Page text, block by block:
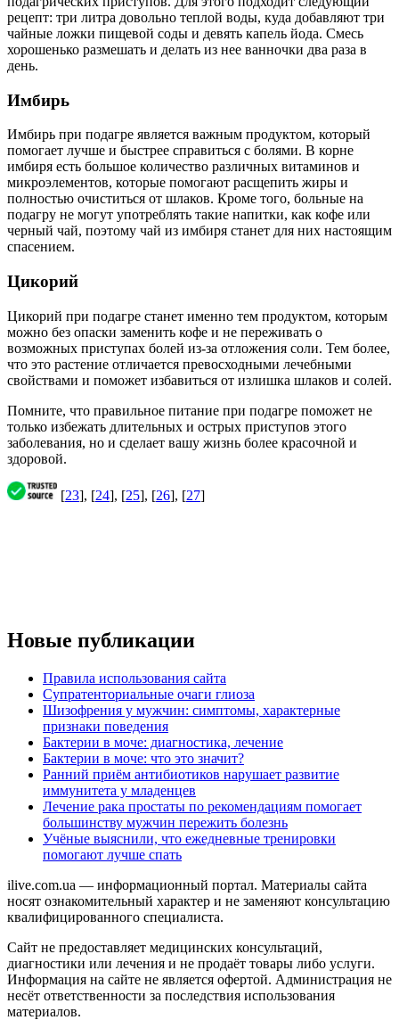
рецепт: три литра довольно теплой воды, куда добавляют три
чайные ложки пищевой соды и девять капель йода. Смесь
хорошенько размешать и делать из нее ванночки два раза в
день.
Имбирь
Имбирь при подагре является важным продуктом, который
помогает лучше и быстрее справиться с болями. В корне
имбиря есть большое количество различных витаминов и
микроэлементов, которые помогают расщепить жиры и
полностью очиститься от шлаков. Кроме того, больные на
подагру не могут употреблять такие напитки, как кофе или
черный чай, поэтому чай из имбиря станет для них настоящим
спасением.
Цикорий
Цикорий при подагре станет именно тем продуктом, которым
можно без опаски заменить кофе и не переживать о
возможных приступах болей из-за отложения соли. Тем более,
что это растение отличается превосходными лечебными
свойствами и поможет избавиться от излишка шлаков и солей.
Помните, что правильное питание при подагре поможет не
только избежать длительных и острых приступов этого
заболевания, но и сделает вашу жизнь более красочной и
здоровой.
[23], [24], [25], [26], [27]
Новые публикации
Правила использования сайта
Супратенториальные очаги глиоза
Шизофрения у мужчин: симптомы, характерные
признаки поведения
Бактерии в моче: диагностика, лечение
Бактерии в моче: что это значит?
Ранний приём антибиотиков нарушает развитие
иммунитета у младенцев
Лечение рака простаты по рекомендациям помогает
большинству мужчин пережить болезнь
Учёные выяснили, что ежедневные тренировки
помогают лучше спать
ilive.com.ua — информационный портал. Материалы сайта
носят ознакомительный характер и не заменяют консультацию
квалифицированного специалиста.
Сайт не предоставляет медицинских консультаций,
диагностики или лечения и не продаёт товары либо услуги.
Информация на сайте не является офертой. Администрация не
несёт ответственности за последствия использования
материалов.